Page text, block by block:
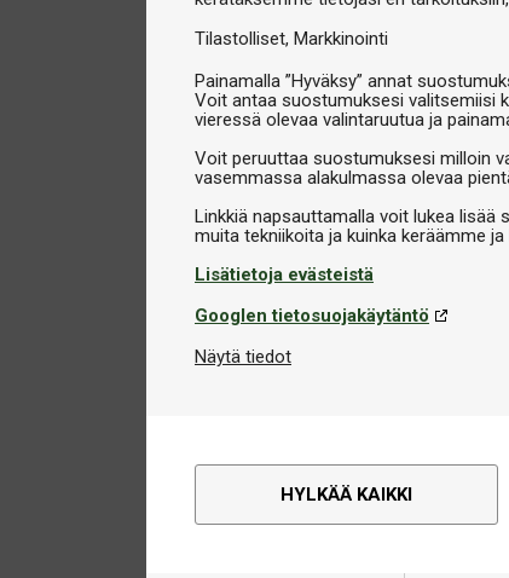
Tilastolliset Markkinointi
Painamalla ”Hyväksy” annat
Voit antaa suostumuksesi valitsemiisi
vieressä olevaa valintaruutua ja
Voit peruuttaa suostumuksesi milloin
vasemmassa alakulmassa olevaa
Linkkiä napsauttamalla voit lukea lisää
Lisätietoja evästeistä
Googlen tietosuojakäytäntö
Näytä tiedot
HYLKÄÄ KAIKKI
luokka